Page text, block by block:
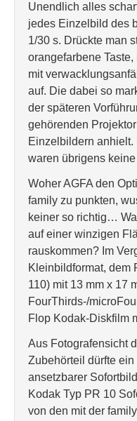
Unendlich alles
jedes Einzelbild des
1/30 s. Drückte man
orangefarbene
mit
auf. Die dabei so
der späteren
gehörenden
Einzelbildern
waren übrigens keine
Woher AGFA den
family zu punkten,
keiner so richtig…
auf einer winzigen
rauskommen? Im
Kleinbildformat, dem
110) mit 13 mm x 17
FourThirds-/
Flop Kodak-Diskfilm
Aus Fotografensicht
Zubehörteil dürfte
ansetzbarer
Kodak Typ PR 10
von den mit der